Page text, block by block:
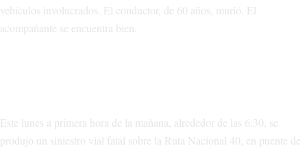
vehículos involucrados. El conductor, de 60 años, murió. El
acompañante se encuentra bien.
Este lunes a primera hora de la mañana, alrededor de las 6:30, se
produjo un siniestro vial fatal sobre la Ruta Nacional 40, en puente de